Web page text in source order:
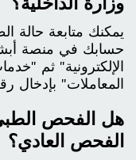
يمكنك متابعة حالة
حسابك في منصة
الإلكترونية" ثم
المعاملات" بإدخال
هل الفحص
الفحص العادي؟